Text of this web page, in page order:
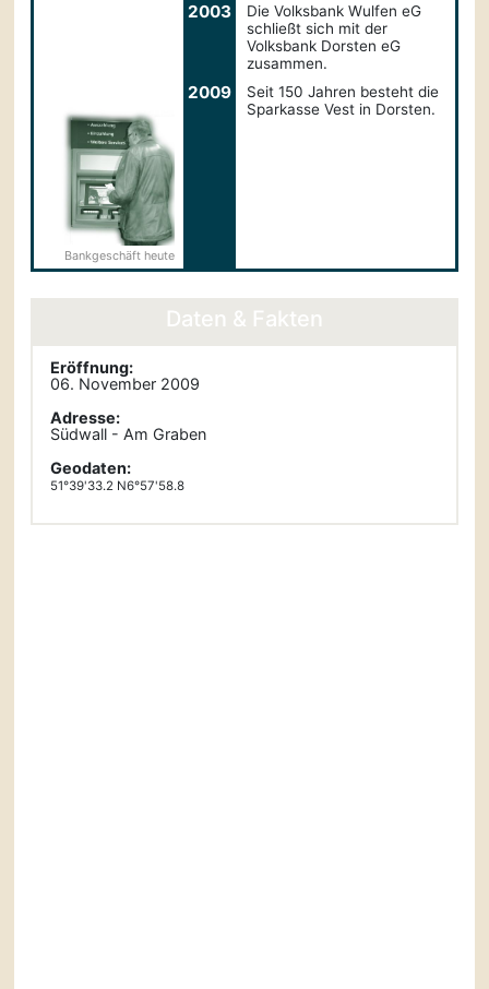
2003
Die Volksbank Wulfen eG
schließt sich mit der
Volksbank Dorsten eG
zusammen.
Bankgeschäft heute
2009
Seit 150 Jahren besteht die
Sparkasse Vest in Dorsten.
Daten & Fakten
Eröffnung:
06. November 2009
Adresse:
Südwall - Am Graben
Geodaten:
51°39'33.2 N6°57'58.8